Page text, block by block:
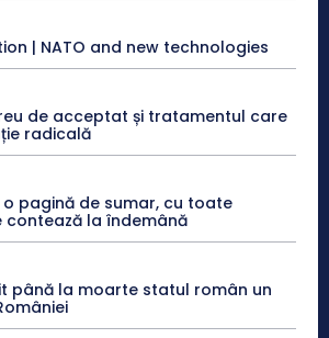
| NATO and new technologies
de acceptat și tratamentul care
radicală
o pagină de sumar, cu toate
contează la îndemână
până la moarte statul român un